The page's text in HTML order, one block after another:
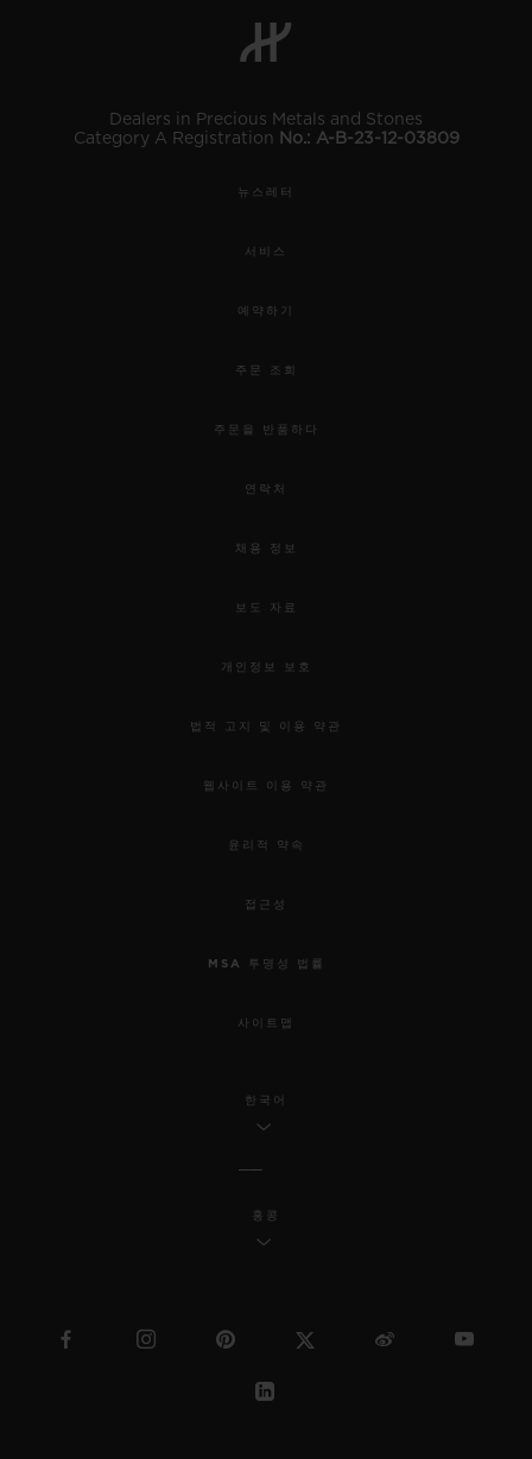
Dealers in Precious Metals and Stones
Category A Registration No.: A-B-23-12-03809
뉴스레터
서비스
예약하기
주문 조회
주문을 반품하다
연락처
채용 정보
보도 자료
개인정보 보호
법적 고지 및 이용 약관
웹사이트 이용 약관
윤리적 약속
접근성
MSA 투명성 법률
사이트맵
한국어
홍콩